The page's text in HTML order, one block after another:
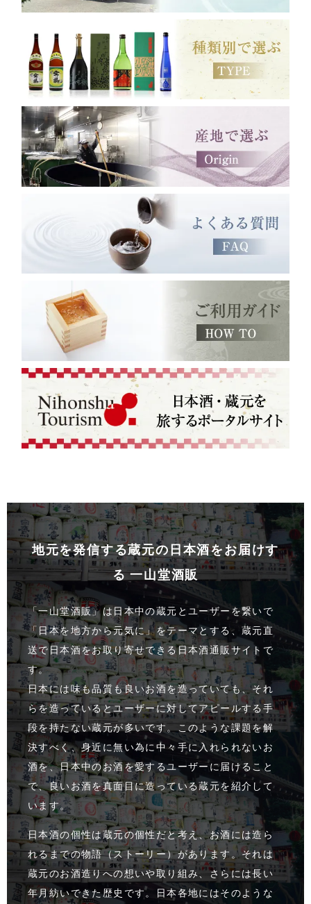
地元を発信する蔵元の日本酒をお届けす
る 一山堂酒販
「一山堂酒販」は日本中の蔵元とユーザーを繋いで
「日本を地方から元気に」をテーマとする、蔵元直
送で日本酒をお取り寄せできる日本酒通販サイトで
す。
日本には味も品質も良いお酒を造っていても、それ
らを造っているとユーザーに対してアピールする手
段を持たない蔵元が多いです。このような課題を解
決すべく、身近に無い為に中々手に入れられないお
酒を、日本中のお酒を愛するユーザーに届けること
で、良いお酒を真面目に造っている蔵元を紹介して
います。
日本酒の個性は蔵元の個性だと考え、お酒には造ら
れるまでの物語（ストーリー）があります。それは
蔵元のお酒造りへの想いや取り組み、さらには長い
年月紡いできた歴史です。日本各地にはそのような